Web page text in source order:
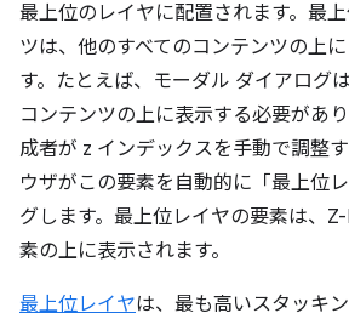
最上位のレイヤに配置されます。最
ツは、他のすべてのコンテンツの上
す。たとえば、モーダル ダイアログ
コンテンツの上に表示する必要があ
成者が z インデックスを手動で調整
ウザがこの要素を自動的に「最上位
グします。最上位レイヤの要素は、
素の上に表示されます。
最上位レイヤは、最も高いスタッキ